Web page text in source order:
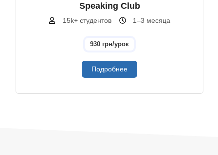
Speaking Club
15k+ студентов 1–3 месяца
930 грн/урок
Подробнее